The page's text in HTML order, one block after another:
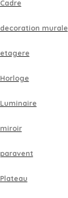
Cadre
decoration murale
etagere
Horloge
Luminaire
miroir
paravent
Plateau